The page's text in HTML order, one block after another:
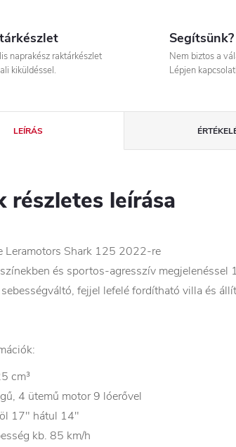
naprakész raktárkészlet
kiküldéssel.
Segítsünk?
Nem biztos a
Lépjen
LEÍRÁS
részletes leírása
Leramotors Shark 125 2022-re
és sportos-agresszív megjelenéssel
fejjel lefelé fordítható villa és
cm³
4 ütemű motor 9 lóerővel
17" hátul 14"
kb. 85 km/h